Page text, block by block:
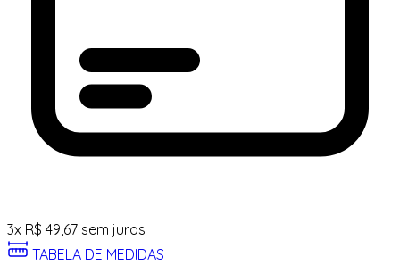
3x R$ 49,67 sem juros
TABELA DE MEDIDAS